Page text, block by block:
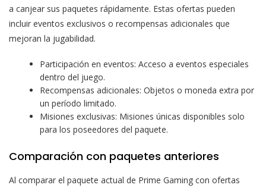
a canjear sus paquetes rápidamente. Estas ofertas pueden
incluir eventos exclusivos o recompensas adicionales que
mejoran la jugabilidad.
Participación en eventos: Acceso a eventos especiales
dentro del juego.
Recompensas adicionales: Objetos o moneda extra por
un período limitado.
Misiones exclusivas: Misiones únicas disponibles solo
para los poseedores del paquete.
Comparación con paquetes anteriores
Al comparar el paquete actual de Prime Gaming con ofertas